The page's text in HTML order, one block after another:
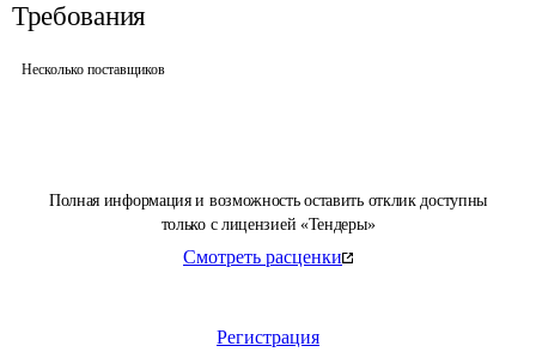
Полная информация и возможность оставить отклик доступны
только с лицензией «Тендеры»
Смотреть расценки
Регистрация
Требования
Несколько поставщиков